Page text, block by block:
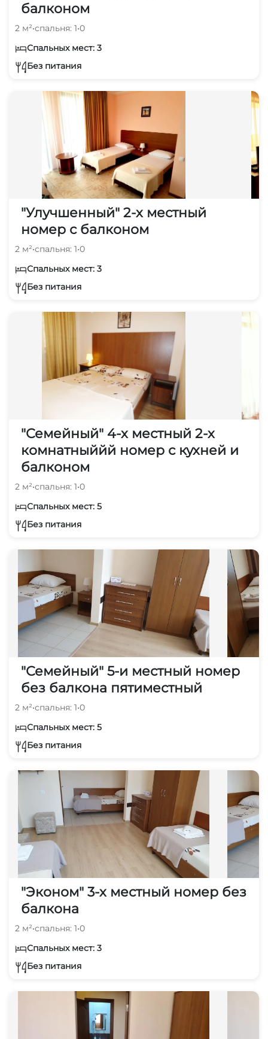
балконом
2 м²•спальня: 1•0
Спальных мест: 3
Без питания
"Улучшенный" 2-х местный
номер с балконом
2 м²•спальня: 1•0
Спальных мест: 3
Без питания
"Семейный" 4-х местный 2-х
комнатныййй номер с кухней и
балконом
2 м²•спальня: 1•0
Спальных мест: 5
Без питания
"Семейный" 5-и местный номер
без балкона пятиместный
2 м²•спальня: 1•0
Спальных мест: 5
Без питания
"Эконом" 3-х местный номер без
балкона
2 м²•спальня: 1•0
Спальных мест: 3
Без питания